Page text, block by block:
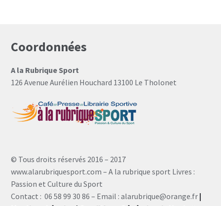
Coordonnées
A la Rubrique Sport
126 Avenue Aurélien Houchard 13100 Le Tholonet
© Tous droits réservés 2016 – 2017
www.alarubriquesport.com – A la rubrique sport Livres :
Passion et Culture du Sport
Contact : 06 58 99 30 86 – Email : alarubrique@orange.fr |